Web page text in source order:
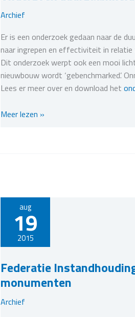
Archief
Er is een onderzoek gedaan naar de
naar ingrepen en effectiviteit in
Dit onderzoek werpt ook een mooi
nieuwbouw wordt ‘gebenchmarked’.
Lees er meer over en download het
Onderzoek
Meer lezen »
aug
19
2015
Federatie
monumenten
Archief